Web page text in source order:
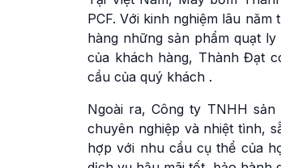
PCF. Với kinh nghiệm lâu
hàng những sản phẩm quạt
của khách hàng, Thành Đạt
cầu của quý khách .
Ngoài ra, Công ty TNHH
chuyên nghiệp và nhiệt tình,
hợp với nhu cầu cụ thể của